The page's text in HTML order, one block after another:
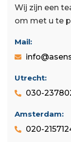
Wij zijn een
om met u te
Mail:
Utrecht:
030-
Amsterdam:
020-